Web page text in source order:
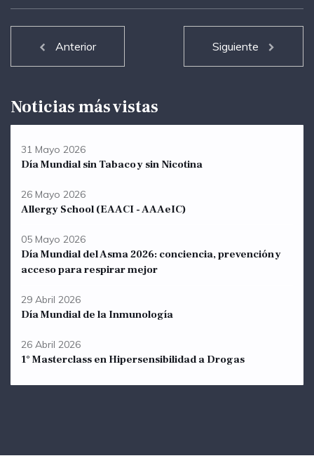
Anterior Siguiente
Noticias más vistas
31 Mayo 2026
Día Mundial sin Tabaco y sin Nicotina
26 Mayo 2026
Allergy School (EAACI - AAAeIC)
05 Mayo 2026
Día Mundial del Asma 2026: conciencia, prevención y
acceso para respirar mejor
29 Abril 2026
Día Mundial de la Inmunología
26 Abril 2026
1° Masterclass en Hipersensibilidad a Drogas